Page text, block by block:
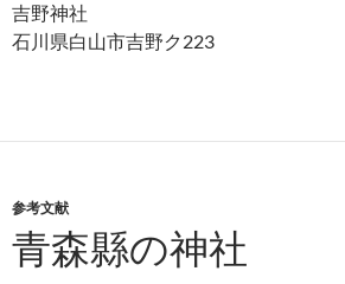
吉野神社
石川県白山市吉野ク223
参考文献
青森縣の神社